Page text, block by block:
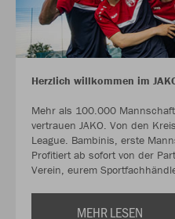
Herzlich willkommen im
Mehr als 100.000
vertrauen JAKO. Von den
League. Bambinis, erste
Profitiert ab sofort von der
Verein, eurem
MEHR LESEN